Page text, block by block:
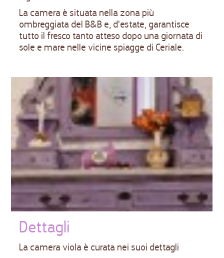
La camera è situata nella zona più
ombreggiata del B&B e, d'estate, garantisce
tutto il fresco tanto atteso dopo una giornata di
sole e mare nelle vicine spiagge di Ceriale.
Dettagli
La camera viola è curata nei suoi dettagli